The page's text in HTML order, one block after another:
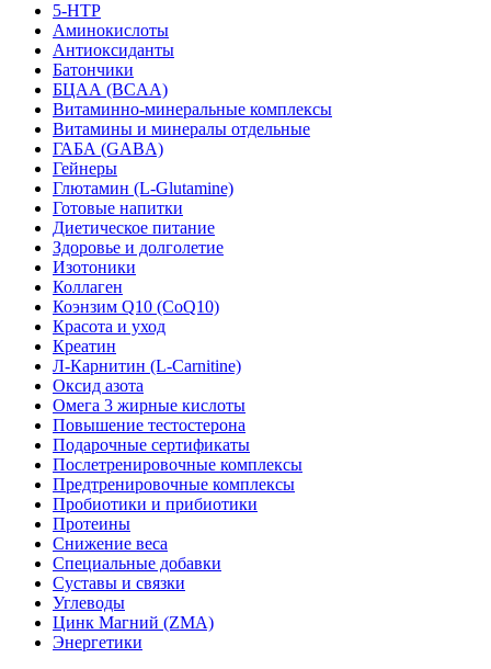
5-HTP
Аминокислоты
Антиоксиданты
Батончики
БЦАА (BCAA)
Витаминно-минеральные комплексы
Витамины и минералы отдельные
ГАБА (GABA)
Гейнеры
Глютамин (L-Glutamine)
Готовые напитки
Диетическое питание
Здоровье и долголетие
Изотоники
Коллаген
Коэнзим Q10 (CoQ10)
Красота и уход
Креатин
Л-Карнитин (L-Сarnitine)
Оксид азота
Омега 3 жирные кислоты
Повышение тестостерона
Подарочные сертификаты
Послетренировочные комплексы
Предтренировочные комплексы
Пробиотики и прибиотики
Протеины
Снижение веса
Специальные добавки
Суставы и связки
Углеводы
Цинк Магний (ZMA)
Энергетики